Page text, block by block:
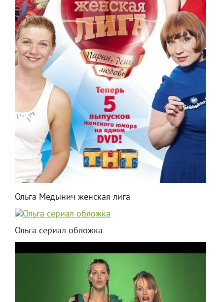
Ольга Медынич женская лига
Ольга сериал обложка